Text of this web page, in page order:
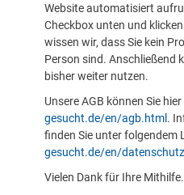
Website automatisiert
Checkbox unten und
wissen wir, dass Sie kein
Person sind. Anschließend
bisher weiter nutzen.
Unsere AGB können Sie
gesucht.de/en/agb.html .
finden Sie unter folgendem
gesucht.de/en/
Vielen Dank für Ihre Mithilfe.